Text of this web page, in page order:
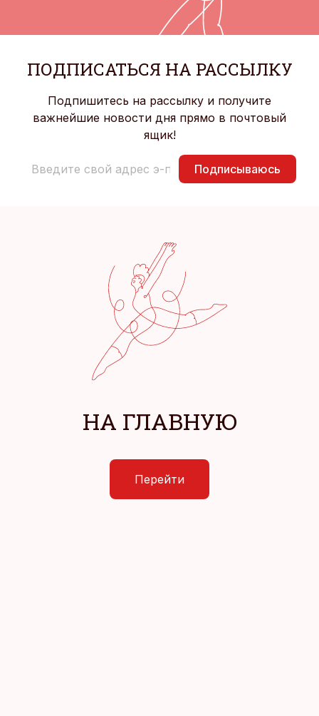
ПОДПИСАТЬСЯ НА РАССЫЛКУ
Подпишитесь на рассылку и получите
важнейшие новости дня прямо в почтовый
ящик!
Подписываюсь
НА ГЛАВНУЮ
Перейти